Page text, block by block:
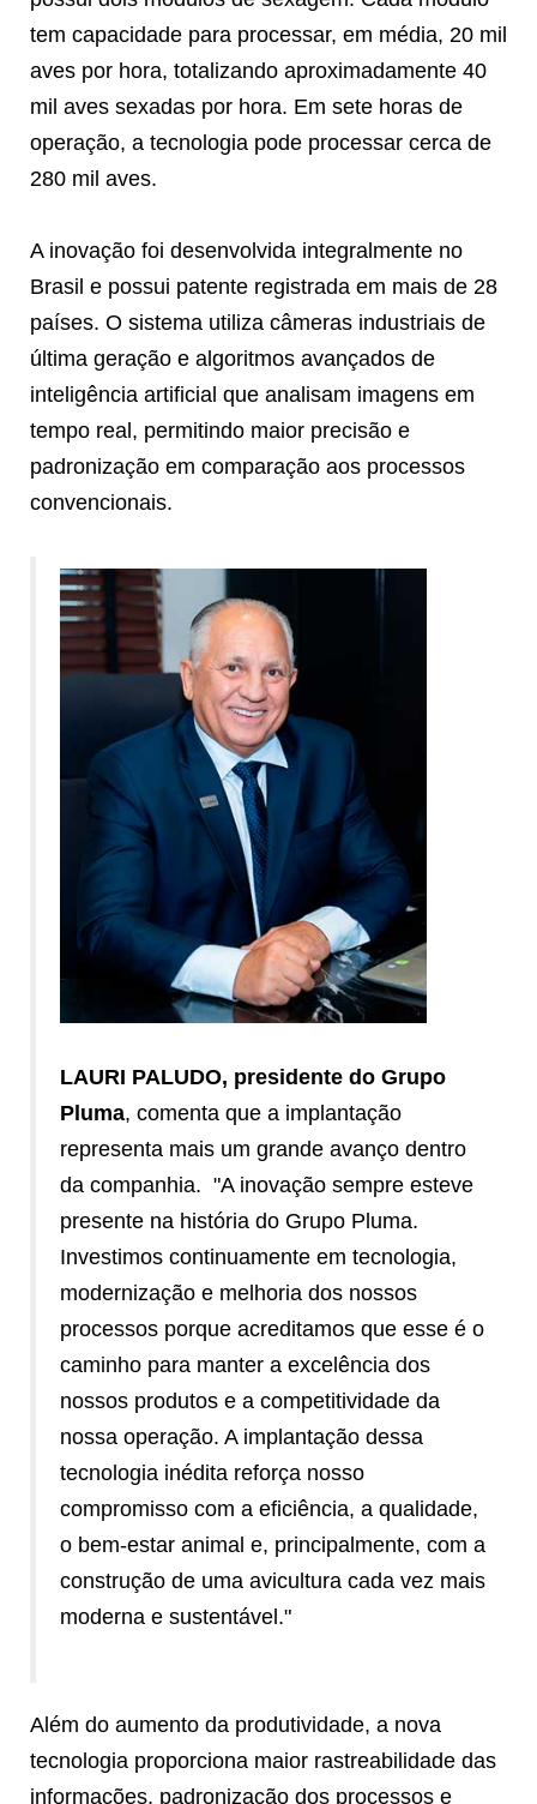
tem capacidade para processar, em média, 20 mil
aves por hora, totalizando aproximadamente 40
mil aves sexadas por hora. Em sete horas de
operação, a tecnologia pode processar cerca de
280 mil aves.
A inovação foi desenvolvida integralmente no
Brasil e possui patente registrada em mais de 28
países. O sistema utiliza câmeras industriais de
última geração e algoritmos avançados de
inteligência artificial que analisam imagens em
tempo real, permitindo maior precisão e
padronização em comparação aos processos
convencionais.
LAURI PALUDO, presidente do Grupo
Pluma, comenta que a implantação
representa mais um grande avanço dentro
da companhia. "A inovação sempre esteve
presente na história do Grupo Pluma.
Investimos continuamente em tecnologia,
modernização e melhoria dos nossos
processos porque acreditamos que esse é o
caminho para manter a excelência dos
nossos produtos e a competitividade da
nossa operação. A implantação dessa
tecnologia inédita reforça nosso
compromisso com a eficiência, a qualidade,
o bem-estar animal e, principalmente, com a
construção de uma avicultura cada vez mais
moderna e sustentável."
Além do aumento da produtividade, a nova
tecnologia proporciona maior rastreabilidade das
informações, padronização dos processos e